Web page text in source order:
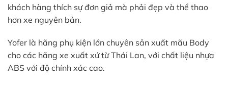
khách hàng thích sự đơn giả mà phải đẹp và thể thao
hơn xe nguyên bản.
Yofer là hãng phụ kiện lớn chuyên sản xuất mãu Body
cho các hãng xe xuất xứ từ Thái Lan, với chất liệu nhựa
ABS với độ chính xác cao.